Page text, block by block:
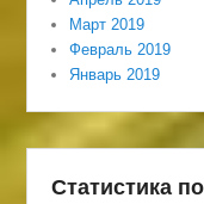
Март 2019
Февраль 2019
Январь 2019
Статистика